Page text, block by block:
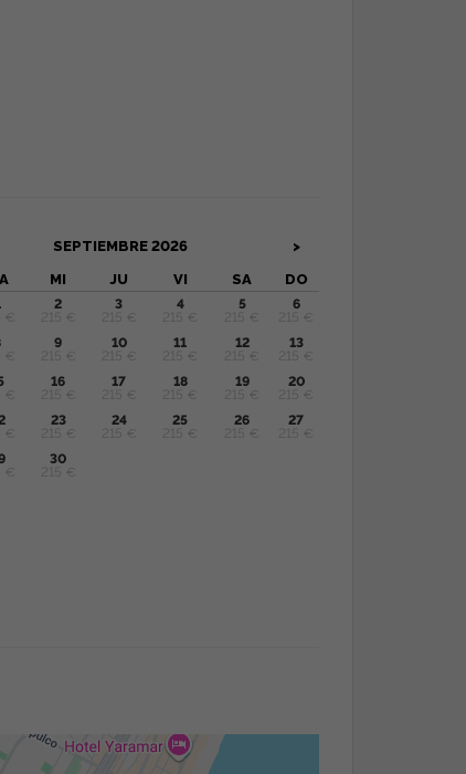
SEPTIEMBRE 2026
>
MI JU VI SA DO
€
2
215 €
3
215 €
4
215 €
5
215 €
6
215 €
€
9
215 €
10
215 €
11
215 €
12
215 €
13
215 €
€
16
215 €
17
215 €
18
215 €
19
215 €
20
215 €
€
23
215 €
24
215 €
25
215 €
26
215 €
27
215 €
€
30
215 €